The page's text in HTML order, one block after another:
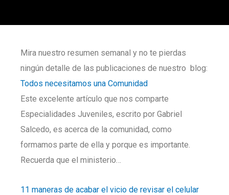
Mira nuestro resumen semanal y no te pierdas
ningún detalle de las publicaciones de nuestro blog:
Todos necesitamos una Comunidad
Este excelente artículo que nos comparte
Especialidades Juveniles, escrito por Gabriel
Salcedo, es acerca de la comunidad, como
formamos parte de ella y porque es importante.
Recuerda que el ministerio…
11 maneras de acabar el vicio de revisar el celular